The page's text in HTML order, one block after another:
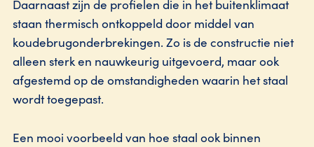
Daarnaast zijn de profielen die in het buitenklimaat
staan thermisch ontkoppeld door middel van
koudebrugonderbrekingen. Zo is de constructie niet
alleen sterk en nauwkeurig uitgevoerd, maar ook
afgestemd op de omstandigheden waarin het staal
wordt toegepast.
Een mooi voorbeeld van hoe staal ook binnen